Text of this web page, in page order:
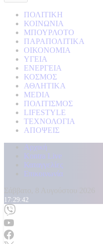
ΠΟΛΙΤΙΚΗ
ΚΟΙΝΩΝΙΑ
ΜΠΟΥΡΛΟΤΟ
ΠΑΡΑΠΟΛΙΤΙΚΑ
ΟΙΚΟΝΟΜΙΑ
ΥΓΕΙΑ
ΕΝΕΡΓΕΙΑ
ΚΟΣΜΟΣ
ΑΘΛΗΤΙΚΑ
MEDIA
ΠΟΛΙΤΙΣΜΟΣ
LIFESTYLE
ΤΕΧΝΟΛΟΓΙΑ
ΑΠΟΨΕΙΣ
Αρχική
Kontra Live
Καταγγελίες
Επικοινωνία
17:29:44